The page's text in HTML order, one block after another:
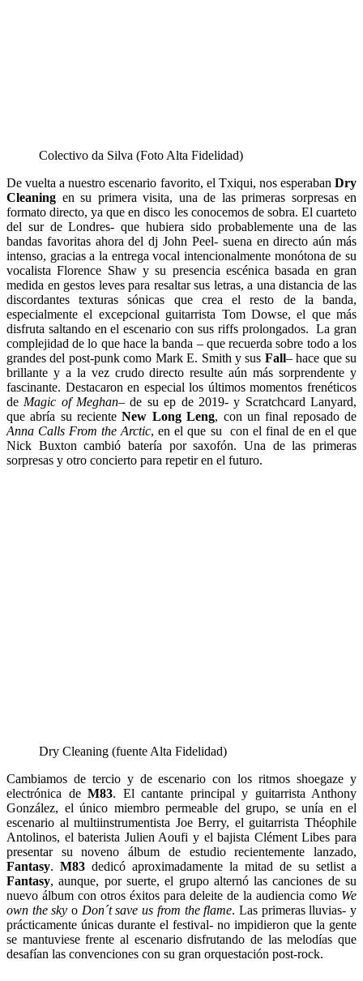
Colectivo da Silva (Foto Alta Fidelidad)
De vuelta a nuestro escenario favorito, el Txiqui, nos esperaban Dry
Cleaning en su primera visita, una de las primeras sorpresas en
formato directo, ya que en disco les conocemos de sobra. El cuarteto
del sur de Londres- que hubiera sido probablemente una de las
bandas favoritas ahora del dj John Peel- suena en directo aún más
intenso, gracias a la entrega vocal intencionalmente monótona de su
vocalista Florence Shaw y su presencia escénica basada en gran
medida en gestos leves para resaltar sus letras, a una distancia de las
discordantes texturas sónicas que crea el resto de la banda,
especialmente el excepcional guitarrista Tom Dowse, el que más
disfruta saltando en el escenario con sus riffs prolongados. La gran
complejidad de lo que hace la banda – que recuerda sobre todo a los
grandes del post-punk como Mark E. Smith y sus Fall– hace que su
brillante y a la vez crudo directo resulte aún más sorprendente y
fascinante. Destacaron en especial los últimos momentos frenéticos
de Magic of Meghan– de su ep de 2019- y Scratchcard Lanyard,
que abría su recienteNew Long Leng, con un final reposado de
Anna Calls From the Arctic, en el que su con el final de en el que
Nick Buxton cambió batería por saxofón. Una de las primeras
sorpresas y otro concierto para repetir en el futuro.
Dry Cleaning (fuente Alta Fidelidad)
Cambiamos de tercio y de escenario con los ritmosshoegaze y
electrónica de M83. El cantante principal y guitarrista Anthony
González, el único miembro permeable del grupo, se unía en el
escenario al multiinstrumentista Joe Berry, el guitarrista Théophile
Antolinos, el baterista Julien Aoufi y el bajista Clément Libes para
presentar su noveno álbum de estudio recientemente lanzado,
Fantasy. M83 dedicó aproximadamente la mitad de su setlist a
Fantasy, aunque, por suerte, el grupo alternó las canciones de su
nuevo álbum con otros éxitos para deleite de la audiencia como We
own the sky o Don´t save us from the flame. Las primeras lluvias- y
prácticamente únicas durante el festival- no impidieron que la gente
se mantuviese frente al escenario disfrutando de las melodías que
desafían las convenciones con su gran orquestación post-rock.